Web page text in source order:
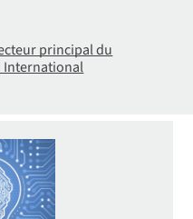
principal du
International